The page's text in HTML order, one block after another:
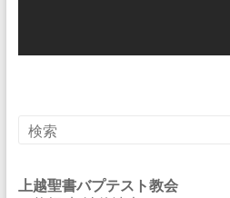
上越聖書バプテスト教会